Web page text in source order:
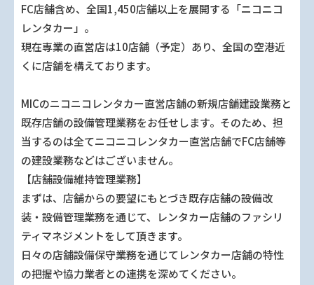
FC店舗含め、全国1,450店舗以上を展開する「ニコニコ
レンタカー」。
現在専業の直営店は10店舗（予定）あり、全国の空港近
くに店舗を構えております。
MICのニコニコレンタカー直営店舗の新規店舗建設業務と
既存店舗の設備管理業務をお任せします。そのため、担
当するのは全てニコニコレンタカー直営店舗でFC店舗等
の建設業務などはございません。
【店舗設備維持管理業務】
まずは、店舗からの要望にもとづき既存店舗の設備改
装・設備管理業務を通じて、レンタカー店舗のファシリ
ティマネジメントをして頂きます。
日々の店舗設備保守業務を通じてレンタカー店舗の特性
の把握や協力業者との連携を深めてください。